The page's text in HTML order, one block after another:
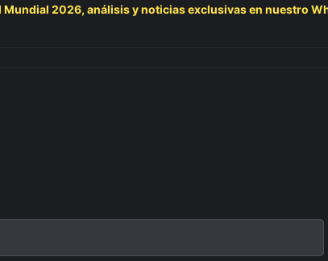
2026, análisis y noticias exclusivas en nuestro